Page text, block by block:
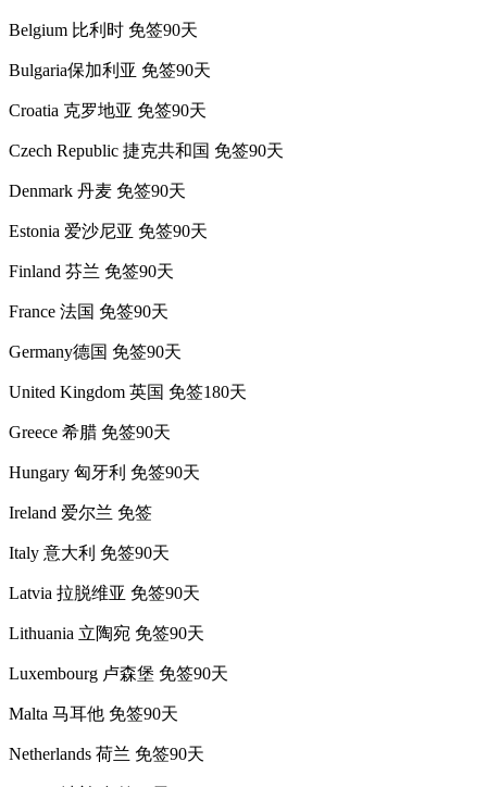
Belgium 比利时 免签90天
Bulgaria保加利亚 免签90天
Croatia 克罗地亚 免签90天
Czech Republic 捷克共和国 免签90天
Denmark 丹麦 免签90天
Estonia 爱沙尼亚 免签90天
Finland 芬兰 免签90天
France 法国 免签90天
Germany德国 免签90天
United Kingdom 英国 免签180天
Greece 希腊 免签90天
Hungary 匈牙利 免签90天
Ireland 爱尔兰 免签
Italy 意大利 免签90天
Latvia 拉脱维亚 免签90天
Lithuania 立陶宛 免签90天
Luxembourg 卢森堡 免签90天
Malta 马耳他 免签90天
Netherlands 荷兰 免签90天